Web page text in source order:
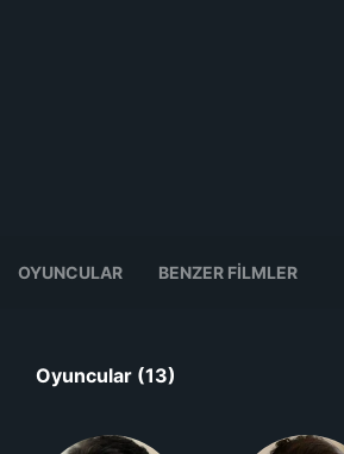
OYUNCULAR BENZER FILMLER
Oyuncular (13)